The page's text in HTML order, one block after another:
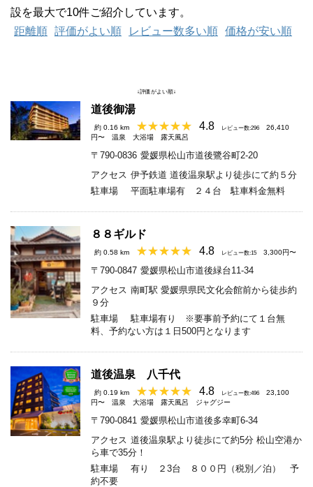
設を最大で10件ご紹介しています。
距離順 評価がよい順 レビュー数多い順 価格が安い順
↓評価がよい順↓
道後御湯
約 0.16 km 4.8 レビュー数:296
26,410
円〜
温泉 大浴場 露天風呂
〒790-0836 愛媛県松山市道後鷺谷町2-20
アクセス 伊予鉄道 道後温泉駅より徒歩にて約５分
駐車場
平面駐車場有 ２４台 駐車料金無料
８８ギルド
約 0.58 km 4.8 レビュー数:15 3,300円〜
〒790-0847 愛媛県松山市道後緑台11-34
アクセス 南町駅 愛媛県県民文化会館前から徒歩約
９分
駐車場
駐車場有り ※要事前予約にて１台無
料、予約ない方は１日500円となります
道後温泉 八千代
約 0.19 km 4.8 レビュー数:496
23,100
円〜
温泉 大浴場 露天風呂 ジャグジー
〒790-0841 愛媛県松山市道後多幸町6-34
アクセス 道後温泉駅より徒歩にて約5分 松山空港か
ら車で35分！
駐車場
有り ２3台 ８００円（税別／泊） 予
約不要